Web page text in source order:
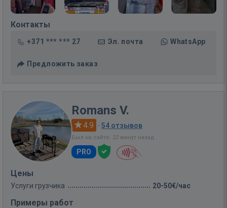
Контакты
+371 *** *** 27 Эл. почта WhatsApp
Предложить заказ
Romans V.
4.9 · 54 отзывов
Был на сайте: 22 минут назад
PRO
Цены
Услуги грузчика 20-50€/час
Примеры работ